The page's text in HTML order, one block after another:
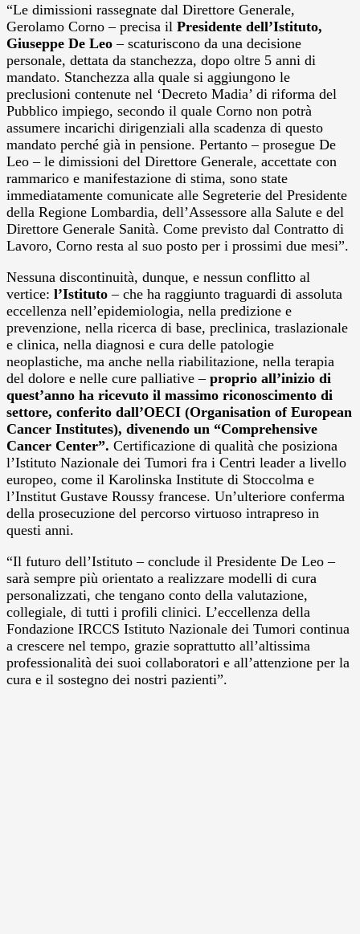
“Le dimissioni rassegnate dal Direttore Generale,
Gerolamo Corno – precisa il Presidente dell’Istituto,
Giuseppe De Leo – scaturiscono da una decisione
personale, dettata da stanchezza, dopo oltre 5 anni di
mandato. Stanchezza alla quale si aggiungono le
preclusioni contenute nel ‘Decreto Madia’ di riforma del
Pubblico impiego, secondo il quale Corno non potrà
assumere incarichi dirigenziali alla scadenza di questo
mandato perché già in pensione. Pertanto – prosegue De
Leo – le dimissioni del Direttore Generale, accettate con
rammarico e manifestazione di stima, sono state
immediatamente comunicate alle Segreterie del Presidente
della Regione Lombardia, dell’Assessore alla Salute e del
Direttore Generale Sanità. Come previsto dal Contratto di
Lavoro, Corno resta al suo posto per i prossimi due mesi”.
Nessuna discontinuità, dunque, e nessun conflitto al
vertice: l’Istituto – che ha raggiunto traguardi di assoluta
eccellenza nell’epidemiologia, nella predizione e
prevenzione, nella ricerca di base, preclinica, traslazionale
e clinica, nella diagnosi e cura delle patologie
neoplastiche, ma anche nella riabilitazione, nella terapia
del dolore e nelle cure palliative – proprio all’inizio di
quest’anno ha ricevuto il massimo riconoscimento di
settore, conferito dall’OECI (Organisation of European
Cancer Institutes), divenendo un “Comprehensive
Cancer Center”. Certificazione di qualità che posiziona
l’Istituto Nazionale dei Tumori fra i Centri leader a livello
europeo, come il Karolinska Institute di Stoccolma e
l’Institut Gustave Roussy francese. Un’ulteriore conferma
della prosecuzione del percorso virtuoso intrapreso in
questi anni.
“Il futuro dell’Istituto – conclude il Presidente De Leo –
sarà sempre più orientato a realizzare modelli di cura
personalizzati, che tengano conto della valutazione,
collegiale, di tutti i profili clinici. L’eccellenza della
Fondazione IRCCS Istituto Nazionale dei Tumori continua
a crescere nel tempo, grazie soprattutto all’altissima
professionalità dei suoi collaboratori e all’attenzione per la
cura e il sostegno dei nostri pazienti”.